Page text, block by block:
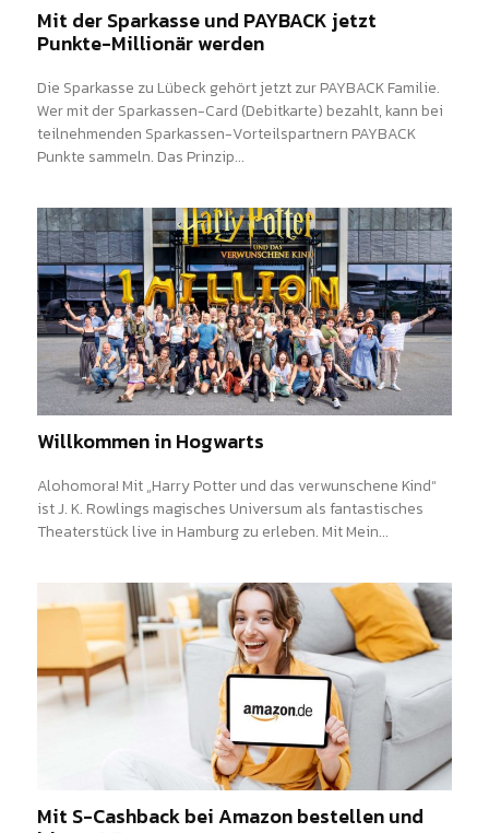
Mit der Sparkasse und PAYBACK jetzt
Punkte-Millionär werden
Die Sparkasse zu Lübeck gehört jetzt zur PAYBACK Familie.
Wer mit der Sparkassen-Card (Debitkarte) bezahlt, kann bei
teilnehmenden Sparkassen-Vorteilspartnern PAYBACK
Punkte sammeln. Das Prinzip...
Willkommen in Hogwarts
Alohomora! Mit „Harry Potter und das verwunschene Kind“
ist J. K. Rowlings magisches Universum als fantastisches
Theaterstück live in Hamburg zu erleben. Mit Mein...
Mit S-Cashback bei Amazon bestellen und